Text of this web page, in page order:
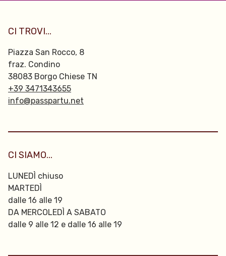
CI TROVI...
Piazza San Rocco, 8
fraz. Condino
38083 Borgo Chiese TN
+39 3471343655
info@passpartu.net
CI SIAMO...
LUNEDÌ chiuso
MARTEDÌ
dalle 16 alle 19
DA MERCOLEDÌ A SABATO
dalle 9 alle 12 e dalle 16 alle 19